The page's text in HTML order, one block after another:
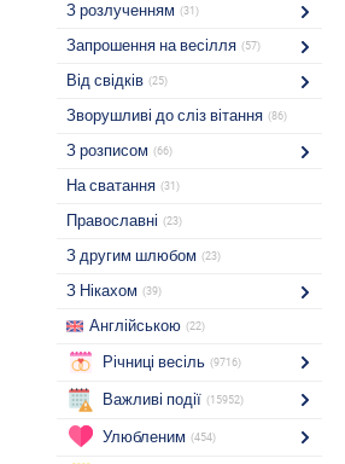
З розлученням (31)
Запрошення на весілля (57)
Від свідків (25)
Зворушливі до сліз вітання (86)
З розписом (66)
На сватання (31)
Православні (23)
З другим шлюбом (23)
З Нікахом (39)
Англійською (22)
Річниці весіль (9716)
Важливі події (15952)
Улюбленим (454)